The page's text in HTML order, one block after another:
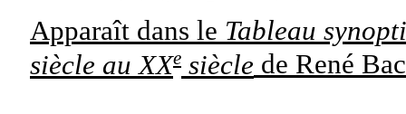
Apparaît dans le Tableau
siècle au XXe siècle de René